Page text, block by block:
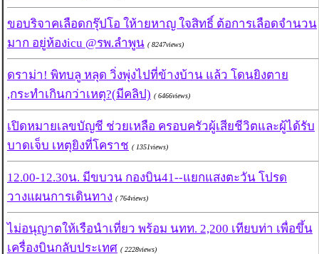
ขอบริจาคเลือดกรุ๊ปโอ ให้ายหาญ ใจสิทธิ์ ต้อการเลือดจำนวน
มาก อยู่ห้องicu @รพ.ลำพูน ( 8247views)
ดราม่า! พิทบลู หลุด วิ่งพุ่งไปที่ข้างบ้าน แล้ว โดนยิงตาย
,กระทำเกินกว่าเหตุ?(มีคลิป) ( 6466views)
เปิดหมายเลขบัญชี ช่วยเหลือ ครอบครัวผู้เสียชีวิตและผู้ได้รับ
บาดเจ็บ เหตุยิงที่โคราช ( 1351views)
12.00-12.30น. มีขบวน กองบิน41--แยกแสงตะวัน โปรด
วางแผนการเดินทาง ( 764views)
ไม่อนุญาตให้เรือนำเที่ยว พร้อม นทท. 2,200 เทียบท่า เพื่อขึ้น
เครื่องบินกลับประเทศ ( 2228views)